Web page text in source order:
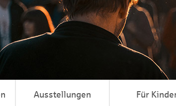
Ausstellungen Für